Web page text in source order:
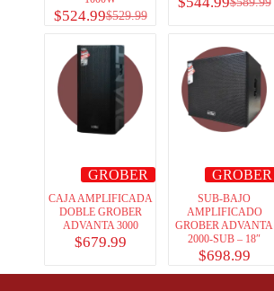
$529.99
$524.99
GROBER
CAJA AMPLIFICADA
DOBLE GROBER
ADVANTA 3000
$679.99
GROBER
SUB-BAJO
AMPLIFICADO
GROBER ADVANTA
2000-SUB – 18″
$698.99